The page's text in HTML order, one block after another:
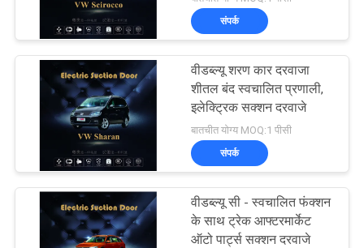
इलेक्ट्रिक सक्शन दरवाजा
43
संपर्क
वीडब्ल्यू शरण कार दरवाजा
शीतल बंद स्वचालित प्रणाली,
इलेक्ट्रिक सक्शन दरवाजे
बातचीत योग्य MOQ:1 पीसी
संपर्क
वीडब्ल्यू सी - स्वचालित फंक्शन
के साथ ट्रेक आफ्टरमार्केट
ऑटो पार्ट्स सक्शन दरवाजे